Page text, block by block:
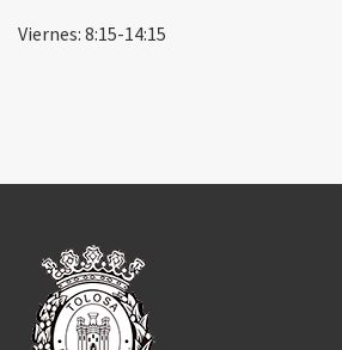
Viernes: 8:15-14:15